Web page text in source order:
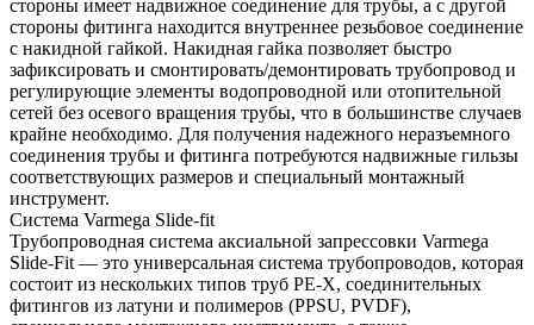
стороны имеет надвижное соединение для трубы, а с другой
стороны фитинга находится внутреннее резьбовое соединение
с накидной гайкой. Накидная гайка позволяет быстро
зафиксировать и смонтировать/демонтировать трубопровод и
регулирующие элементы водопроводной или отопительной
сетей без осевого вращения трубы, что в большинстве случаев
крайне необходимо. Для получения надежного неразъемного
соединения трубы и фитинга потребуются надвижные гильзы
соответствующих размеров и специальный монтажный
инструмент.
Система Varmega Slide-fit
Трубопроводная система аксиальной запрессовки Varmega
Slide-Fit — это универсальная система трубопроводов, которая
состоит из нескольких типов труб PE-X, соединительных
фитингов из латуни и полимеров (PPSU, PVDF),